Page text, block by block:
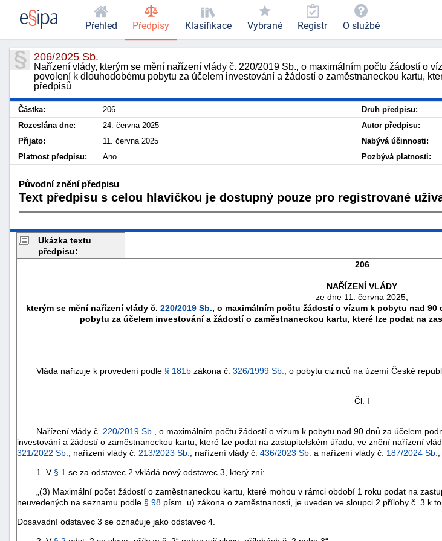
206/2025 Sb.
Nařízení vlády, kterým se mění nařízení vlády č. 220/2019 Sb., o maximálním počtu žádostí o
povolení k dlouhodobému pobytu za účelem investování a žádostí o zaměstnaneckou kartu,
předpisů
Částka: 206 Druh předpisu:
Rozeslána dne:
24. června 2025 Autor předpisu:
Přijato:
11. června 2025 Nabývá účinnosti:
Platnost předpisu:
Ano Pozbývá platnosti:
Původní znění předpisu
Text předpisu s celou hlavičkou je dostupný pouze pro registrované
Ukázka textu
předpisu:
206
NAŘÍZENÍ VLÁDY
ze dne 11. června 2025,
kterým se mění nařízení vlády č. 220/2019 Sb., o maximálním počtu žádostí o vízum k pobytu nad
pobytu za účelem investování a žádostí o zaměstnaneckou kartu, které lze podat na
Vláda nařizuje k provedení podle § 181b zákona č. 326/1999 Sb. , o pobytu cizinců na území České
Čl. I
Nařízení vlády č. 220/2019 Sb.
, o maximálním počtu žádostí o vízum k pobytu nad 90 dnů za účelem
investování a žádostí o zaměstnaneckou kartu, které lze podat na zastupitelském úřadu, ve znění nařízení
321/2022 Sb.
, nařízení vlády č. 213/2023 Sb. , nařízení vlády č. 436/2023 Sb. a nařízení vlády č. 187/2024 Sb.
1. V § 1 se za odstavec 2 vkládá nový odstavec 3, který zní:
„(3) Maximální počet žádostí o zaměstnaneckou kartu, které mohou v rámci období 1 roku podat na
neuvedených na seznamu podle § 98 písm. u) zákona o zaměstnanosti, je uveden ve sloupci 2 přílohy č. 3 k
Dosavadní odstavec 3 se označuje jako odstavec 4.
Přehled Předpisy Klasifikace Vybrané Registr O službě